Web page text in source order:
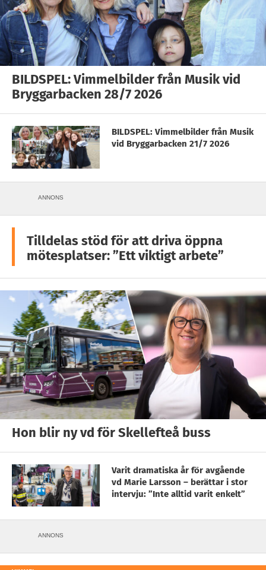
BILDSPEL: Vimmelbilder från Musik vid
Bryggarbacken 28/7 2026
BILDSPEL: Vimmelbilder från Musik
vid Bryggarbacken 21/7 2026
ANNONS
Tilldelas stöd för att driva öppna
mötesplatser: ”Ett viktigt arbete”
Hon blir ny vd för Skellefteå buss
Varit dramatiska år för avgående
vd Marie Larsson – berättar i stor
intervju: ”Inte alltid varit enkelt”
ANNONS